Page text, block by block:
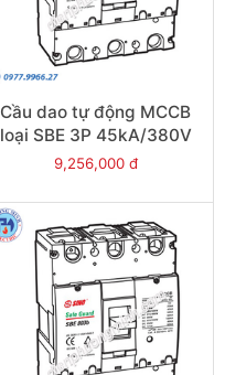
Cầu dao tự động MCCB
loại SBE 3P 45kA/380V
800A - Model
9,256,000 đ